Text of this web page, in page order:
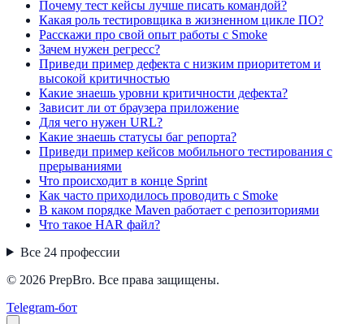
Почему тест кейсы лучше писать командой?
Какая роль тестировщика в жизненном цикле ПО?
Расскажи про свой опыт работы с Smoke
Зачем нужен регресс?
Приведи пример дефекта с низким приоритетом и
высокой критичностью
Какие знаешь уровни критичности дефекта?
Зависит ли от браузера приложение
Для чего нужен URL?
Какие знаешь статусы баг репорта?
Приведи пример кейсов мобильного тестирования с
прерываниями
Что происходит в конце Sprint
Как часто приходилось проводить с Smoke
В каком порядке Maven работает с репозиториями
Что такое HAR файл?
Все 24 профессии
© 2026 PrepBro. Все права защищены.
Telegram-бот